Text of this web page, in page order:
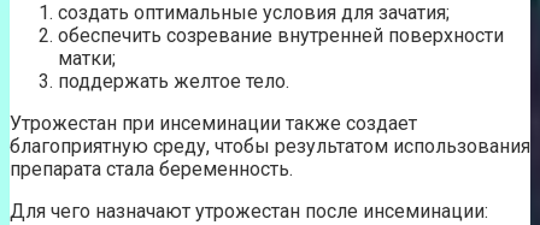
создать оптимальные условия для зачатия;
обеспечить созревание внутренней поверхности
матки;
поддержать желтое тело.
Утрожестан при инсеминации также создает
благоприятную среду, чтобы результатом использования
препарата стала беременность.
Для чего назначают утрожестан после инсеминации: